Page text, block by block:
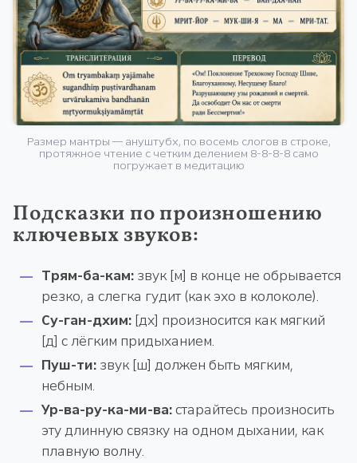
Размер мантры — ануштубх, по восемь слогов в строке,
протяжное чтение с четким делением 8-8-8-8 само
погружает в медитацию
Подсказки по произношению
ключевых звуков:
Трям-ба-кам: звук [м] в конце не обрывается
резко, а слегка гудит (как эхо в колоколе).
Су-ган-дхим: [дх] произносится как мягкий
[д] с лёгким придыханием.
Пуш-ти: звук [ш] должен быть мягким,
небным.
Ур-ва-ру-ка-ми-ва:старайтесь произносить
эту длинную связку на одном дыхании, как
плавную волну.